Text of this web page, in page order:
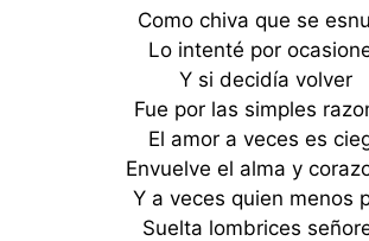
Como chiva que se
Lo intenté por
Y si decidía volver
Fue por las simples
El amor a veces es
Envuelve el alma y
Y a veces quien menos
Suelta lombrices